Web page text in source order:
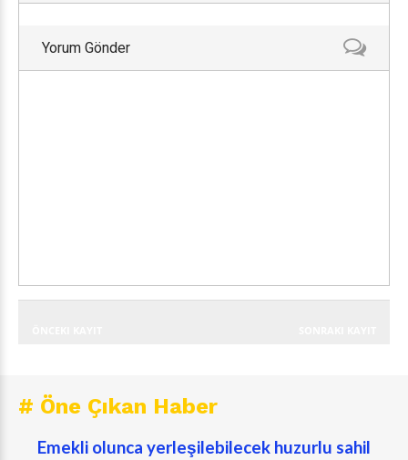
Yorum Gönder
# Öne Çıkan Haber
Emekli olunca yerleşilebilecek huzurlu sahil